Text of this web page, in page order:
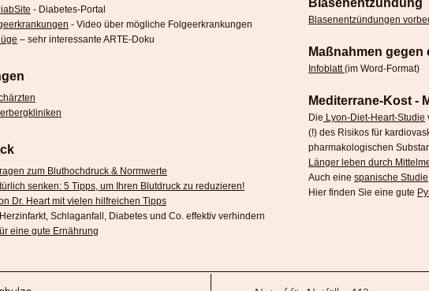
- Diabetes-Portal
- Video über mögliche Folgeerkrankungen
– sehr interessante ARTE-Doku
zum Bluthochdruck & Normwerte
senken: 5 Tipps, um Ihren Blutdruck zu reduzieren!
Dr. Heart mit vielen hilfreichen Tipps
Schlaganfall, Diabetes und Co. effektiv verhindern
eine gute Ernährung
Blasenentzündung
Blasenentzündungen
Maßnahmen gegen
Infoblatt(im Word-Format)
Mediterrane-Kost -
Die Lyon-Diet-Heart-Studie
(!) des Risikos für
pharmakologischen
Länger leben durch
Auch eine spanische Studie
Hier finden Sie eine gute